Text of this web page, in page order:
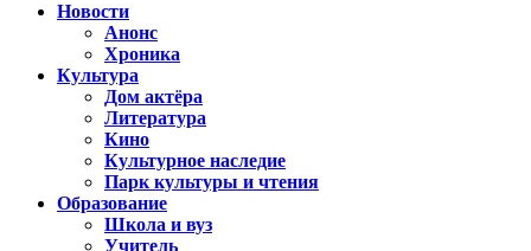
Новости
Анонс
Хроника
Культура
Дом актёра
Литература
Кино
Культурное наследие
Парк культуры и чтения
Образование
Школа и вуз
Учитель